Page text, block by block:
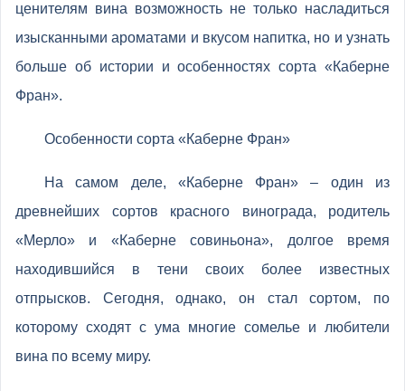
ценителям вина возможность не только насладиться
изысканными ароматами и вкусом напитка, но и узнать
больше об истории и особенностях сорта «Каберне
Фран».
Особенности сорта «Каберне Фран»
На самом деле, «Каберне Фран» – один из
древнейших сортов красного винограда, родитель
«Мерло» и «Каберне совиньона», долгое время
находившийся в тени своих более известных
отпрысков. Сегодня, однако, он стал сортом, по
которому сходят с ума многие сомелье и любители
вина по всему миру.